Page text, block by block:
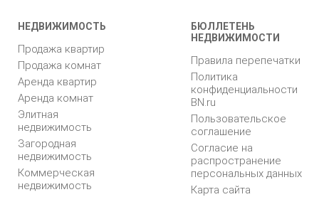
НЕДВИЖИМОСТЬ
Продажа квартир
Продажа комнат
Аренда квартир
Аренда комнат
Элитная
недвижимость
Загородная
недвижимость
Коммерческая
недвижимость
БЮЛЛЕТЕНЬ
НЕДВИЖИМОСТИ
Правила перепечатки
Политика
конфиденциальности
BN.ru
Пользовательское
соглашение
Согласие на
распространение
персональных данных
Карта сайта